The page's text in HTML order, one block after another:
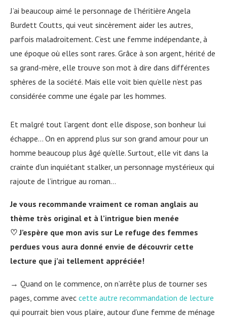
J’ai beaucoup aimé le personnage de l’héritière Angela
Burdett Coutts, qui veut sincèrement aider les autres,
parfois maladroitement. C’est une femme indépendante, à
une époque où elles sont rares. Grâce à son argent, hérité de
sa grand-mère, elle trouve son mot à dire dans différentes
sphères de la société. Mais elle voit bien qu’elle n’est pas
considérée comme une égale par les hommes.
Et malgré tout l’argent dont elle dispose, son bonheur lui
échappe… On en apprend plus sur son grand amour pour un
homme beaucoup plus âgé qu’elle. Surtout, elle vit dans la
crainte d’un inquiétant stalker, un personnage mystérieux qui
rajoute de l’intrigue au roman…
Je vous recommande vraiment ce roman anglais au
thème très original et à l’intrigue bien menée
♡ J’espère que mon avis sur Le refuge des femmes
perdues vous aura donné envie de découvrir cette
lecture que j’ai tellement appréciée!
→ Quand on le commence, on n’arrête plus de tourner ses
pages, comme avec cette autre recommandation de lecture
qui pourrait bien vous plaire, autour d’une femme de ménage